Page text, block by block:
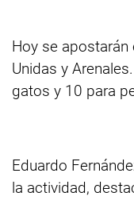
Hoy se
Unidas y
gatos y 10 para
Eduardo
la actividad,